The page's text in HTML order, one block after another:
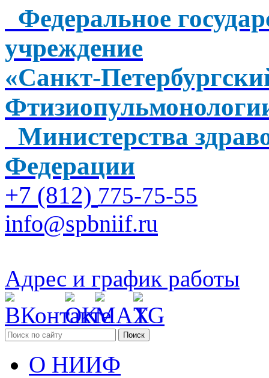
Федеральное
учреждение
«Санкт-
Министерства
Федерации
+7 (812) 775-75-55
info@spbniif.ru
Адрес и график работы
Поиск
О НИИФ